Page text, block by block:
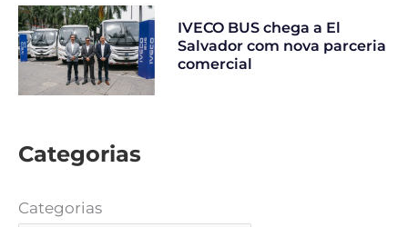
IVECO BUS chega a El
Salvador com nova parceria
comercial
Categorias
Categorias